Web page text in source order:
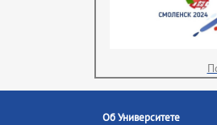
Об Университете